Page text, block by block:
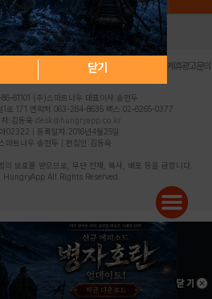
닫기
PC버전 전체앱
불법촬영물 신고센터 제휴광고문의
61101 (주)스마트나우 대표이사:송현두
1로 171 연락처:063-284-8635 팩스:02-6265-0377
자:김동욱 desk@hungryapp.co.kr
02322 | 등록일자:2016년4월25일
마트나우 송현두 | 편집인:김동욱
의 보호를 받으므로, 무단 전재, 복사, 배포 등을 금합니다.
All Rights Reserved.